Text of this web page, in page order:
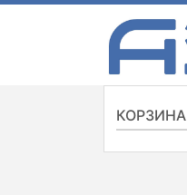
Skip
КОРЗИНА